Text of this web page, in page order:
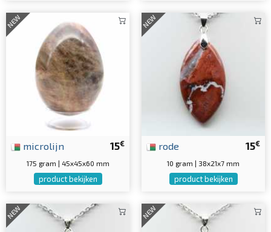
NEW
15€
microlijn
175 gram | 45x45x60 mm
product bekijken
NEW
15€
rode
10 gram | 38x21x7 mm
product bekijken
NEW NEW